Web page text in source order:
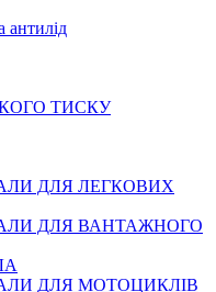
антилід
ТИСКУ
ДЛЯ ЛЕГКОВИХ
ДЛЯ ВАНТАЖНОГО
ДЛЯ МОТОЦИКЛІВ